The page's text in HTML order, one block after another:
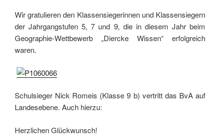
Wir gratulieren den Klassensiegerinnen und Klassensiegern
der Jahrgangstufen 5, 7 und 9, die in diesem Jahr beim
Geographie-Wettbewerb „Diercke Wissen“ erfolgreich
waren.
Schulsieger Nick Romeis (Klasse 9 b) vertritt das BvA auf
Landesebene. Auch hierzu:
Herzlichen Glückwunsch!